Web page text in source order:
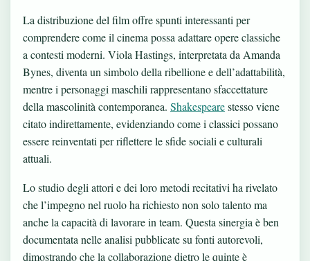
La distribuzione del film offre spunti interessanti per
comprendere come il cinema possa adattare opere classiche
a contesti moderni. Viola Hastings, interpretata da Amanda
Bynes, diventa un simbolo della ribellione e dell’adattabilità,
mentre i personaggi maschili rappresentano sfaccettature
della mascolinità contemporanea. Shakespearestesso viene
citato indirettamente, evidenziando come i classici possano
essere reinventati per riflettere le sfide sociali e culturali
attuali.
Lo studio degli attori e dei loro metodi recitativi ha rivelato
che l’impegno nel ruolo ha richiesto non solo talento ma
anche la capacità di lavorare in team. Questa sinergia è ben
documentata nelle analisi pubblicate su fonti autorevoli,
dimostrando che la collaborazione dietro le quinte è